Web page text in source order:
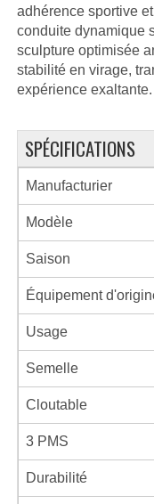
adhérence sportive
conduite dynamique
sculpture optimisée
stabilité en virage,
expérience exaltante.
SPÉCIFICATIONS
Manufacturier
Modèle
Saison
Équipement
Usage
Semelle
Cloutable
3 PMS
Durabilité